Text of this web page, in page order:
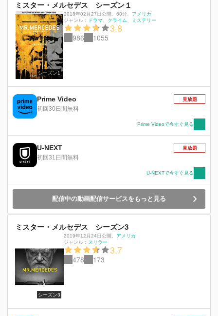
ミスター・メルセデス シーズン１
シーズン1
2018年02月27日公開 60分
アメリカ
ジャンル：
ドラマ クライム ミステリー
3.8
986 1055
Prime Video
初回30日間無料
見放題
Prime Videoで今すぐ見る
U-NEXT
初回31日間無料
見放題
U-NEXTで今すぐ見る
配信中の動画配信サービスをもっと見る
ミスター・メルセデス シーズン3
シーズン3
2019年12月24日公開
アメリカ
ジャンル： スリラー
3.7
478 173